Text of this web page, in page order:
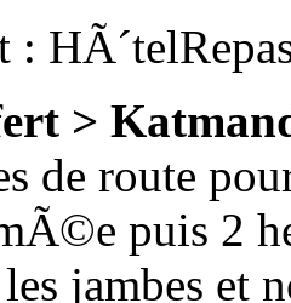
: HÃ´tel
>
de route
puis 2
jambes et